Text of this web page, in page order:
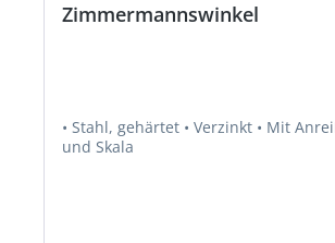
Zimmermannswinkel
• Stahl, gehärtet • Verzinkt • Mit Anreißlöchern
und Skala